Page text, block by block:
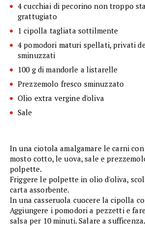
4 cucchiai di pecorino non troppo
grattugiato
1 cipolla tagliata sottilmente
4 pomodori maturi spellati, privati
sminuzzati
100 g di mandorle a listarelle
Prezzemolo fresco sminuzzato
Olio extra vergine d'oliva
Sale
In una ciotola amalgamare le carni
mosto cotto, le uova, sale e
polpette.
Friggere le polpette in olio d'oliva,
carta assorbente.
In una casseruola cuocere la cipolla
Aggiungere i pomodori a pezzetti e
salsa per 10 minuti. Salare a sufficenza.